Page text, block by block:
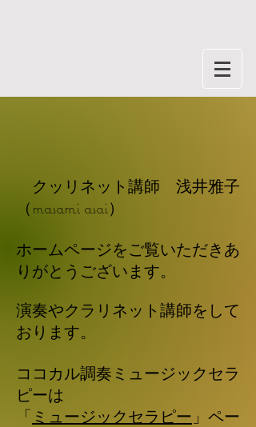
クッリネット講師 浅井雅子
（masami asai）
ホームページをご覧いただきあ
りがとうございます。
演奏やクラリネット講師をして
おります。
​ココカル調奏ミュージックセラ
ピーは
「 ミュージックセラピー 」ペー